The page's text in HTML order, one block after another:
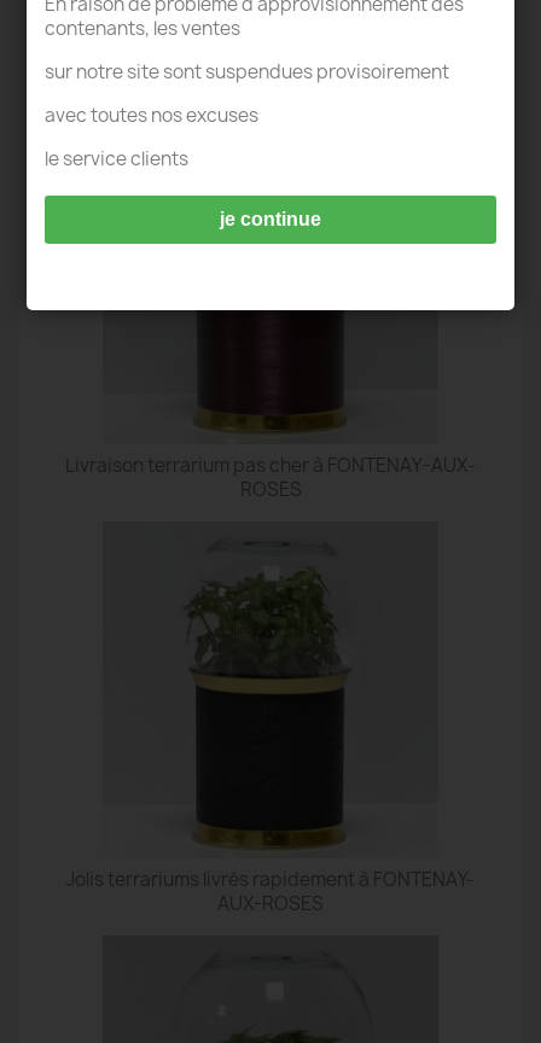
TERRARIUM FONTENAY-AUX-ROSES
Livraison terrarium pas cher à FONTENAY-AUX-
ROSES
Jolis terrariums livrés rapidement à FONTENAY-
AUX-ROSES
contenants, les ventes
sur notre site sont suspendues provisoirement
avec toutes nos excuses
le service clients
je continue